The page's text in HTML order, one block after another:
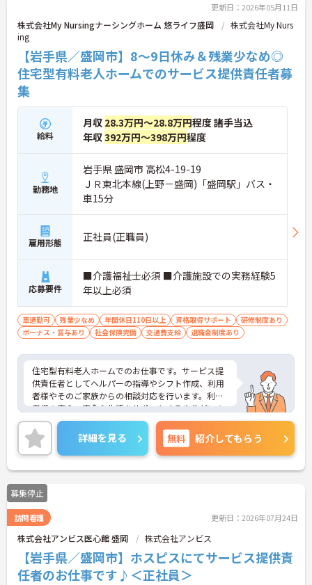
更新日：2026年05月11日
株式会社My Nursingナーシングホーム 悠ライフ盛岡
株式会社My Nurs
ing
【岩手県／盛岡市】8～9日休み＆残業少なめ◎
住宅型有料老人ホームでのサービス提供責任者募
集
給料
月収 28.3万円～28.8万円程度 諸手当込
年収392万円～398万円程度
勤務地
岩手県 盛岡市 高松4-19-19
ＪＲ東北本線(上野－盛岡)「盛岡駅」バス・
車15分
雇用形態 正社員(正職員)
応募要件
■介護福祉士必須 ■介護施設での実務経験5
年以上必須
車通勤可 残業少なめ 年間休日110日以上 資格取得サポート
研修制度あり
ボーナス・賞与あり
社会保険完備 交通費支給 退職金制度あり
住宅型有料老人ホームでのお仕事です。サービス提
供責任者としてヘルパーの指導やシフト作成、利用
者様やそのご家族からの相談対応を行います。利用
者様の安心・安全な生活をサポートするやりがいの
ある仕事です。充実した研修制度があり、スキルア
ップを目指す方にも最適な職場です。ご興味のある
方には、面接対策ポイントなど、さらに詳細をお話
ししますのでお気軽にご相談ください！
詳細を見る 無料 紹介してもらう
募集停止
訪問看護 更新日：2026年07月24日
株式会社アンビス医心館 盛岡 株式会社アンビス
【岩手県／盛岡市】ホスピスにてサービス提供責
任者のお仕事です♪＜正社員＞